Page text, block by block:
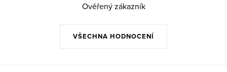
VŠECHNA HODNOCENÍ
Ověřený zákazník